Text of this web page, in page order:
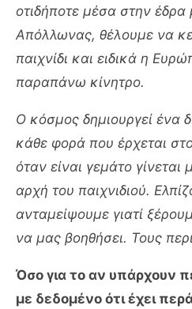
οτιδήποτε μέσα στην έδρα
Απόλλωνας, θέλουμε να
παιχνίδι και ειδικά η
παραπάνω κίνητρο.
Ο κόσμος δημιουργεί ένα
κάθε φορά που έρχεται
όταν είναι γεμάτο γίνεται
αρχή του παιχνιδιού.
ανταμείψουμε γιατί
να μας βοηθήσει. Τους
Όσο για το αν υπάρχουν
με δεδομένο ότι έχει